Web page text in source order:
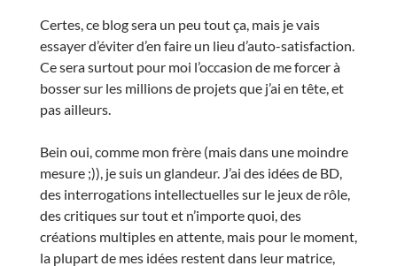
Certes, ce blog sera un peu tout ça, mais je vais
essayer d’éviter d’en faire un lieu d’auto-satisfaction.
Ce sera surtout pour moi l’occasion de me forcer à
bosser sur les millions de projets que j’ai en tête, et
pas ailleurs.
Bein oui, comme mon frère (mais dans une moindre
mesure ;)), je suis un glandeur. J’ai des idées de BD,
des interrogations intellectuelles sur le jeux de rôle,
des critiques sur tout et n’importe quoi, des
créations multiples en attente, mais pour le moment,
la plupart de mes idées restent dans leur matrice,